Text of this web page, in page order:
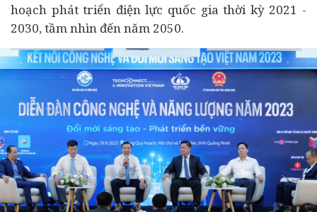
hoạch phát triển điện lực quốc gia thời kỳ 2021 -
2030, tầm nhìn đến năm 2050.